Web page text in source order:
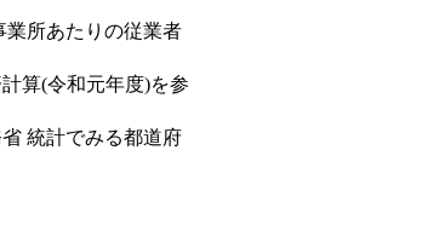
業所あたりの従業者
算(令和元年度)を参
統計でみる都道府